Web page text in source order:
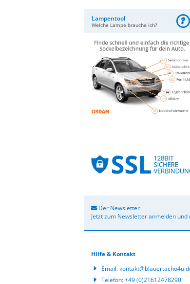
Lampentool
Welche Lampe brauche ich?
Der Newsletter
Jetzt zum Newsletter anmelden
Hilfe & Kontakt
Email:
Telefon:+49 (0)21612478290